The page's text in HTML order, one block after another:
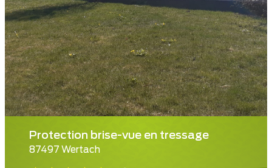
Protection brise-vue en tressage
87497 Wertach